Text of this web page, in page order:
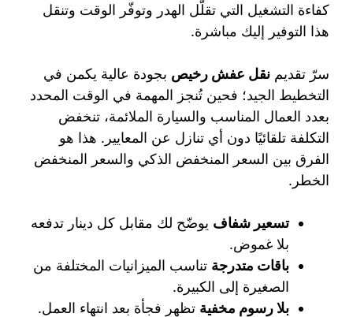
كفاءة التشغيل التي تقلّل الهدر وتوفّر الوقت وتنقل
هذا التوفير إليك مباشرة.
سرّ تقديم نقل عفش رخيص بجودة عالية يكمن في
التخطيط الجيد؛ فحين تُنجز المهمة في الوقت المحدد
بعدد العمال المناسب والسيارة الملائمة، تنخفض
التكلفة تلقائيًا دون أي تنازل عن المعايير. هذا هو
الفرق بين السعر المنخفض الذكي والسعر المنخفض
الخطر.
تسعير شفاف يوضّح لك مقابل كل دينار تدفعه
بلا غموض.
باقات متدرجة تناسب الميزانيات المختلفة من
الصغيرة إلى الكبيرة.
بلا رسوم مخفية تظهر فجأة بعد انتهاء العمل.